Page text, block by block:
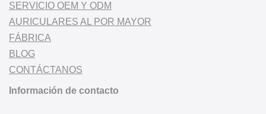
SERVICIO OEM Y ODM
AURICULARES AL POR MAYOR
FÁBRICA
BLOG
CONTÁCTANOS
Información de contacto